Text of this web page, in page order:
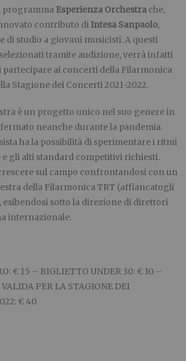
programma Esperienza Orchestra che,
contributo di Intesa Sanpaolo,
di studio a giovani musicisti. A questi
tramite audizione, verrà infatti
partecipare ai concerti della Filarmonica
Stagione dei Concerti 2021-2022.
è un progetto unico nel suo genere in
neanche durante la pandemia.
ha la possibilità di sperimentare i ritmi
gli alti standard competitivi richiesti.
sul campo confrontandosi con un
della Filarmonica TRT (affiancatogli
esibendosi sotto la direzione di direttori
internazionale.
€ 15 – BIGLIETTO UNDER 30: € 10 –
PER LA STAGIONE DEI
€ 40